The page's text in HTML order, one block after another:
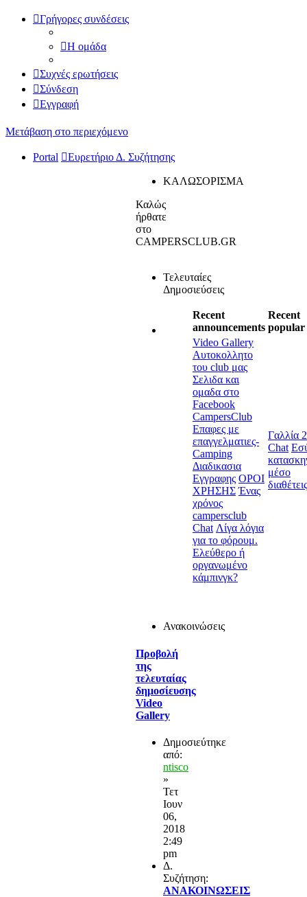
Γρήγορες συνδέσεις
Η ομάδα
Συχνές ερωτήσεις
Σύνδεση
Εγγραφή
Μετάβαση στο περιεχόμενο
Portal Ευρετήριο Δ. Συζήτησης
ΚΑΛΩΣΟΡΙΣΜΑ
Καλώς
ήρθατε
στο
CAMPERSCLUB.GR
Τελευταίες
Δημοσιεύσεις
Recent
announcements
Recent
popular
Video Gallery
Αυτοκολλητο
του club μας
Σελιδα και
ομαδα στο
Facebook
CampersClub
Επαφες με
επαγγελματιες-
Camping
Διαδικασια
Εγγραφης ΟΡΟΙ
ΧΡΗΣΗΣ Ένας
χρόνος
campersclub
Chat Λίγα λόγια
για το φόρουμ.
Ελεύθερο ή
οργανωμένο
κάμπινγκ?
Γαλλία
Chat
μέσο
Ανακοινώσεις
Προβολή
της
τελευταίας
δημοσίευσης
Video
Gallery
Δημοσιεύτηκε
από:
ntisco
»
Τετ
Ιουν
06,
2018
2:49
pm
Δ.
Συζήτηση:
ΑΝΑΚΟΙΝΩΣΕΙΣ